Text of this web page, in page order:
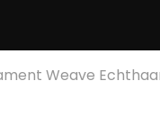
Weave